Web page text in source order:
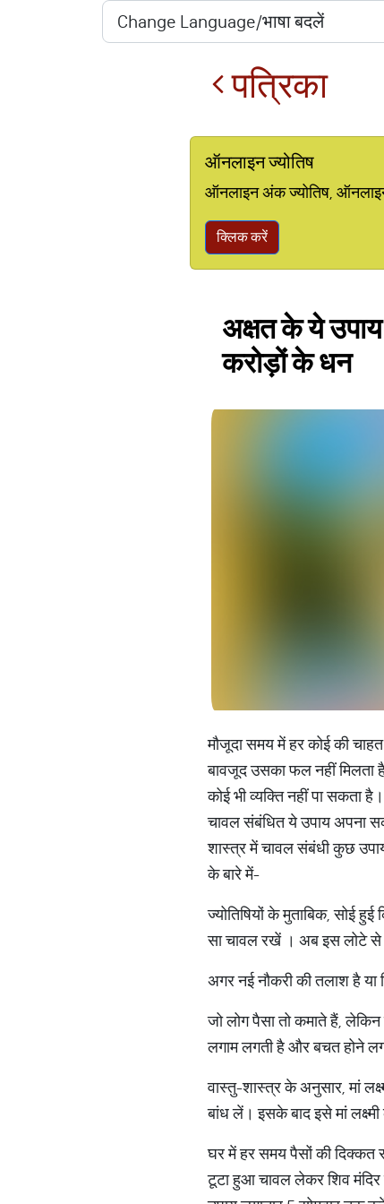
पत्रिका
ऑनलाइन ज्योतिष
ऑनलाइन अंक ज्योतिष,
क्लिक करें
अक्षत के ये
करोड़ों के धन
मौजूदा समय में हर कोई की
बावजूद उसका फल नहीं मिलता
कोई भी व्यक्ति नहीं पा सकता
चावल संबंधित ये उपाय अपना
शास्त्र में चावल संबंधी कुछ
के बारे में-
ज्योतिषियों के मुताबिक, सोई
सा चावल रखें । अब इस लोटे से
अगर नई नौकरी की तलाश है या
जो लोग पैसा तो कमाते हैं,
लगाम लगती है और बचत होने
वास्तु-शास्त्र के अनुसार, मां
बांध लें। इसके बाद इसे मां
घर में हर समय पैसों की दिक्कत
टूटा हुआ चावल लेकर शिव